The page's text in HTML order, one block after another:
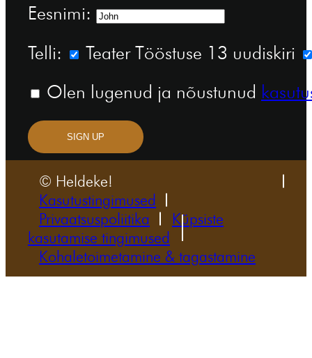
Eesnimi:
Telli:
Teater Tööstuse 13 uudiskiri
Olen lugenud ja nõustunud
SIGN UP
© Heldeke!
Kasutustingimused
Privaatsuspoliitika
Küpsiste
kasutamise tingimused
Kohaletoimetamine & tagastamine